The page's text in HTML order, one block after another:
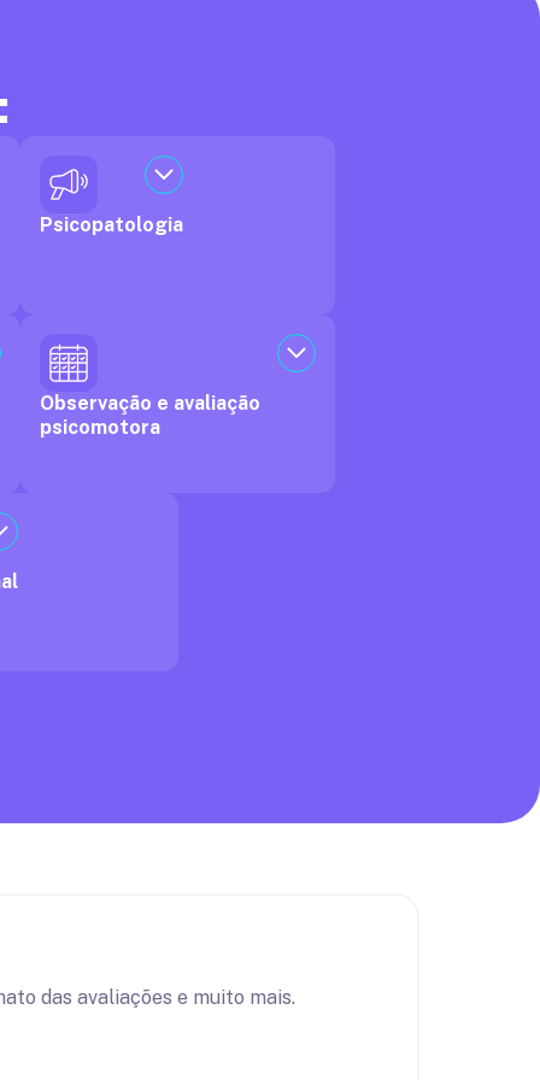
Psicopatologia
Observação e avaliação
psicomotora
das avaliações e muito mais.